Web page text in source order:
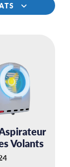
Volants